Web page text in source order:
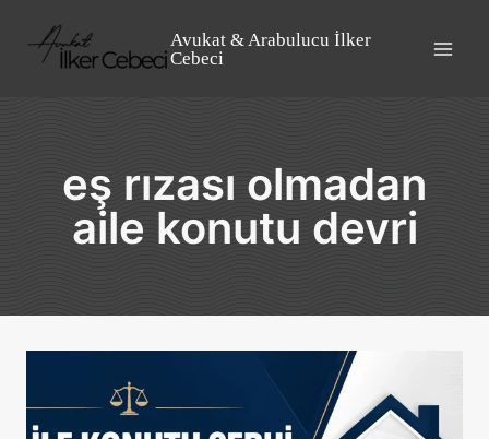
content
Avukat & Arabulucu İlker
Cebeci
eş rızası olmadan
aile konutu devri